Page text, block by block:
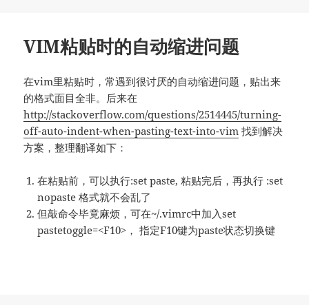
VIM粘贴时的自动缩进问题
在vim里粘贴时，常遇到很讨厌的自动缩进问题，贴出来
的格式面目全非。后来在
http://stackoverflow.com/questions/2514445/turning-
off-auto-indent-when-pasting-text-into-vim 找到解决
方案，整理翻译如下：
在粘贴前，可以执行:set paste, 粘贴完后，再执行 :set
nopaste 格式就不会乱了
但敲命令毕竟麻烦，可在~/.vimrc中加入set
pastetoggle=<F10>， 指定F10键为paste状态切换键